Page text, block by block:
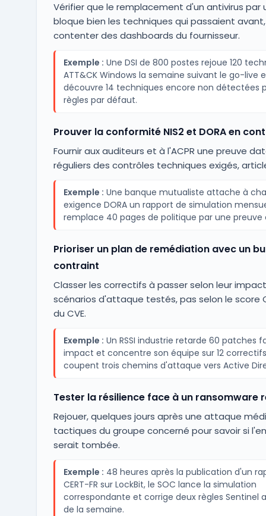
Vérifier que le remplacement d'un antivirus par
bloque bien les techniques qui passaient
contenter des dashboards du fournisseur.
Exemple : Une DSI de 800 postes rejoue 120
ATT&CK Windows la semaine suivant le go-live
découvre 14 techniques encore non détectées
règles par défaut.
Prouver la conformité NIS2 et DORA en
Fournir aux auditeurs et à l'ACPR une preuve
réguliers des contrôles techniques exigés,
Exemple : Une banque mutualiste attache à
exigence DORA un rapport de simulation
remplace 40 pages de politique par une preuve
Prioriser un plan de remédiation avec un
contraint
Classer les correctifs à passer selon leur
scénarios d'attaque testés, pas selon le score
du CVE.
Exemple : Un RSSI industrie retarde 60 patches
impact et concentre son équipe sur 12
coupent trois chemins d'attaque vers Active
Tester la résilience face à un ransomware
Rejouer, quelques jours après une attaque
tactiques du groupe concerné pour savoir si
serait tombée.
Exemple : 48 heures après la publication d'un
CERT-FR sur LockBit, le SOC lance la simulation
correspondante et corrige deux règles Sentinel
de la semaine.